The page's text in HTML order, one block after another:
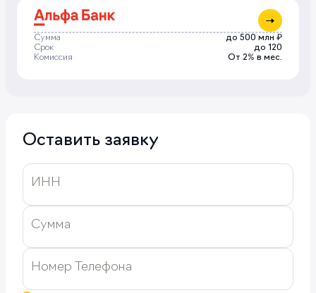
Сумма
до 500 млн ₽
Срок
до 120
Комиссия
От 2% в мес.
Оставить заявку
ИНН
Сумма
Номер Телефона